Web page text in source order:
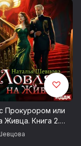
Прокурором или
Живца. Книга 2.
Живца